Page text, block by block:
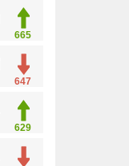
665
647
629